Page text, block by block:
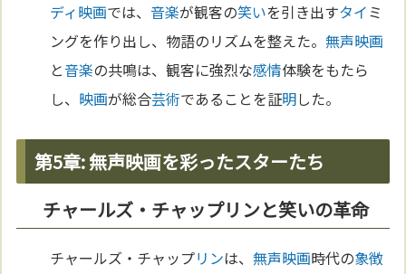
ディ映画では、音楽が観客の笑いを引き出すタイミ
ングを作り出し、物語のリズムを整えた。無声映画
と音楽の共鳴は、観客に強烈な感情体験をもたら
し、 映画が総合芸術であることを証明した。
第5章: 無声映画を彩ったスターたち
チャールズ・チャップリンと笑いの革命
チャールズ・チャップリンは、無声映画時代の象徴